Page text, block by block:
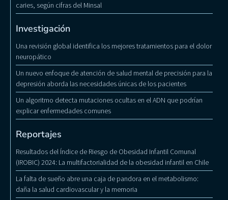
caries, según cifras del Minsal
Investigación
Una revisión global identifica los mejores tratamientos para el dolor
neuropático
Un nuevo enfoque de atención de salud mental de precisión para la
depresión aborda las necesidades únicas de los pacientes
Un algoritmo detecta mutaciones ocultas en el ADN que podrían
explicar enfermedades comunes
Reportajes
Resultados del Índice de Riesgo de Obesidad Infantil Comunal
(IROBIC) 2024: La multifactorialidad de la obesidad infantil en Chile
La falta de sueño abre una caja de pandora en el metabolismo:
daña la salud cardiovascular y la memoria